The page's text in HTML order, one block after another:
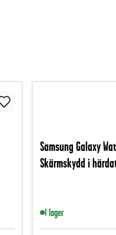
Samsung Galaxy
Skärmskydd i
I lager